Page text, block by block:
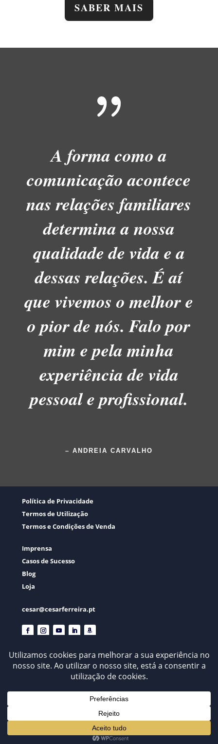
SABER MAIS
{
A forma como a
comunicação acontece
nas relações familiares
de­termina a nossa
qualidade de vida e a
dessas relações. É aí
que vivemos o melhor e
o pior de nós. Falo por
mim e pela minha
experiência de vida
pessoal e profissional.
– ANDREIA CARVALHO
Política de Privacidade
Termos de Utilização
Termos e Condições de Venda
Imprensa
Casos de Sucesso
Blog
Loja
cesar@cesarferreira.pt
© César Ferreira . 2026 . Todos os Direitos Reservados